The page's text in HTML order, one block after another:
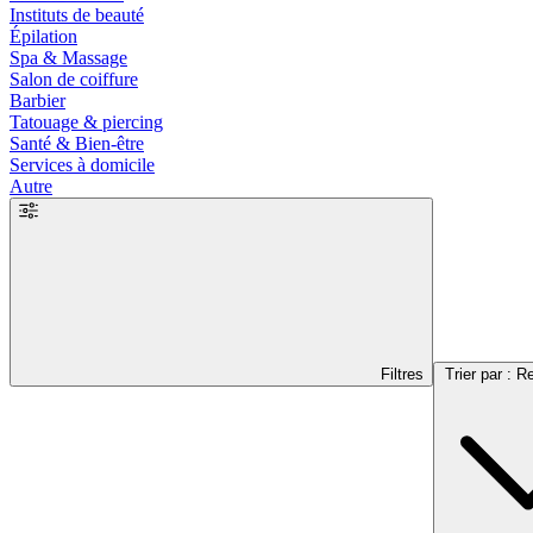
Instituts de beauté
Épilation
Spa & Massage
Salon de coiffure
Barbier
Tatouage & piercing
Santé & Bien-être
Services à domicile
Autre
Filtres